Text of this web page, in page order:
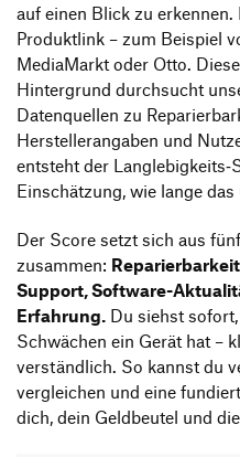
auf einen Blick zu
Produktlink – zum Beispiel
MediaMarkt oder Otto.
Hintergrund durchsucht
Datenquellen zu
Herstellerangaben und
entsteht der
Einschätzung, wie lange
Der Score setzt sich aus
zusammen:
Support, Software-
Erfahrung. Du siehst
Schwächen ein Gerät hat –
verständlich. So kannst du
vergleichen und eine
dich, dein Geldbeutel und